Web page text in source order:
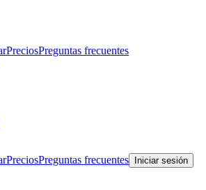
PreciosPreguntas frecuentes
PreciosPreguntas frecuentes Iniciar sesión